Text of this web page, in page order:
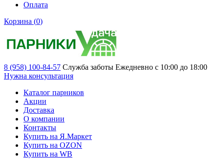
Оплата
Корзина (0)
8 (958) 100-84-57 Служба заботы Ежедневно с 10:00 до 18:00
Нужна консультация
Каталог парников
Акции
Доставка
О компании
Контакты
Купить на Я.Маркет
Купить на OZON
Купить на WB